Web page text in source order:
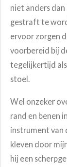
niet anders
gestraft te
ervoor zorgen
voorbereid bij
tegelijkertijd
stoel.
Wel onzeker
rand en benen
instrument van
kleven door
hij een